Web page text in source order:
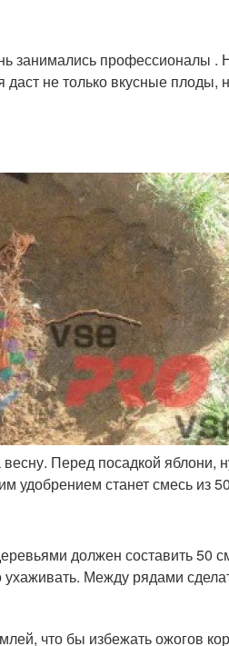
занимались профессионалы .
не только вкусные плоды,
Перед посадкой яблони,
удобрением станет смесь из
должен составить 50
Между рядами
что бы избежать ожогов